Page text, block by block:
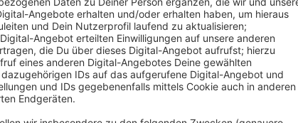
Am Samstag haben Ermittler die Leiche des Jungens in
gefunden. Seitdem sitzt ein 22-jähriger Mann in U-Haft.
Veröffentlicht:Donnerstag, 09.06.2022 06:40
Anzeige